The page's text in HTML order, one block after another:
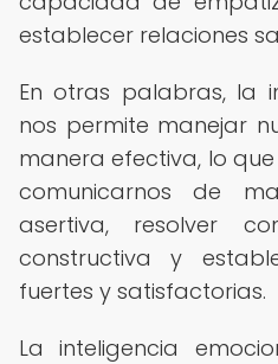
establecer relaciones
En otras palabras, la
nos permite manejar
manera efectiva, lo
comunicarnos de
asertiva, resolver
constructiva y
fuertes y satisfactorias.
La inteligencia